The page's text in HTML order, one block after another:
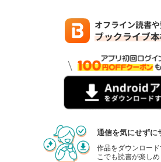
通信を気にせずに
作品をダウンロー
こでも読書が楽しめ